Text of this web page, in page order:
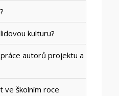
kulturu?
autorů projektu a
ve školním roce